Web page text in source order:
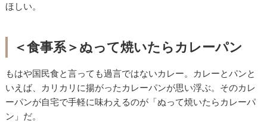
ほしい。
＜食事系＞ぬって焼いたらカレーパン
もはや国民食と言っても過言ではないカレー。カレーとパンと
いえば、カリカリに揚がったカレーパンが思い浮ぶ。そのカレ
ーパンが自宅で手軽に味わえるのが「ぬって焼いたらカレーパ
ン」だ。